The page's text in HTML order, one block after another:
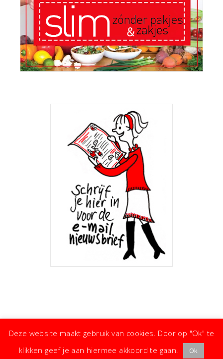
Deze website maakt gebruik van cookies. Door op "Ok" te
klikken geef je aan hiermee akkoord te gaan.
Ok